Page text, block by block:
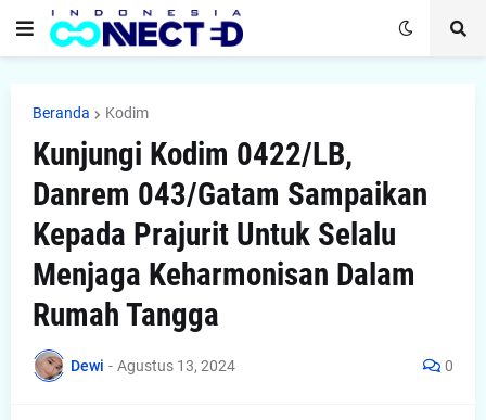
Beranda Kodim
Kunjungi Kodim 0422/LB,
Danrem 043/Gatam Sampaikan
Kepada Prajurit Untuk Selalu
Menjaga Keharmonisan Dalam
Rumah Tangga
Dewi - Agustus 13, 2024 0